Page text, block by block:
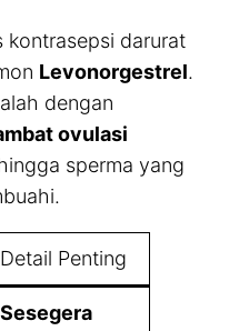
kontrasepsi darurat
Levonorgestrel.
dengan
ovulasi
sperma yang
Detail Penting
Sesegera